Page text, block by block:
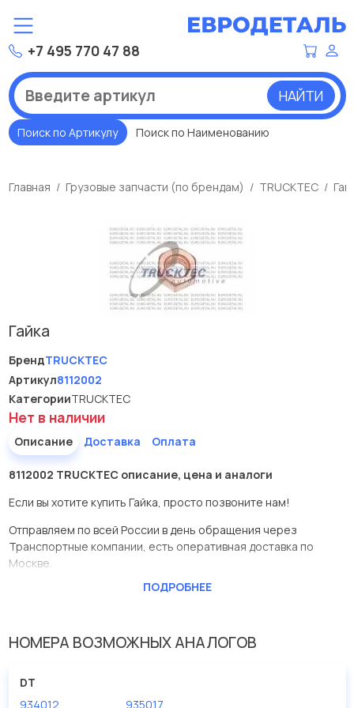
+7 495 770 47 88
НАЙТИ
Поиск по Артикулу Поиск по Наименованию
Главная Грузовые запчасти (по брендам) TRUCKTEC
Гайка
БрендTRUCKTEC
Артикул8112002
КатегорииTRUCKTEC
Нет в наличии
Описание Доставка Оплата
8112002 TRUCKTEC описание, цена и аналоги
Если вы хотите купить Гайка, просто позвоните нам!
Отправляем по всей России в день обращения через
Транспортные компании, есть оперативная доставка по
Москве.
Эта запчасть представлена по производителю TRUCKTEC
Гайка в нашей компании Евродеталь представлены в большом
Мы продаем сертифицированные колодки тормозные
ПОДРОБНЕЕ
НОМЕРА ВОЗМОЖНЫХ АНАЛОГОВ
DT
934012
935017